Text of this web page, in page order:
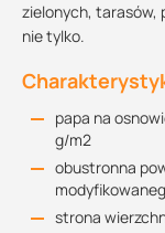
zielonych, tarasów,
nie tylko.
papa na
g/m2
obustronna
strona